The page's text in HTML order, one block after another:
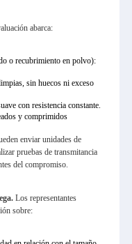
abarca:
o recubrimiento en polvo):
sin huecos ni exceso
con resistencia constante.
y comprimidos
enviar unidades de
pruebas de transmitancia
del compromiso.
Los representantes
sobre: